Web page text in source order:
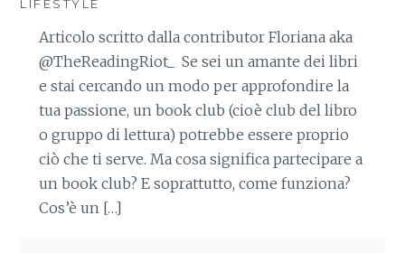
LIFESTYLE
Articolo scritto dalla contributor Floriana aka
@TheReadingRiot_ Se sei un amante dei libri
e stai cercando un modo per approfondire la
tua passione, un book club (cioè club del libro
o gruppo di lettura) potrebbe essere proprio
ciò che ti serve. Ma cosa significa partecipare a
un book club? E soprattutto, come funziona?
Cos’è un […]